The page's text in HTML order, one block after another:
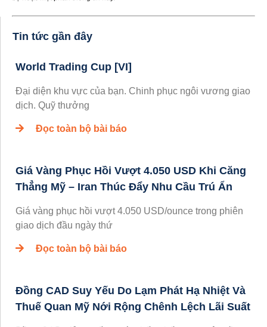
Tin tức gần đây
World Trading Cup [VI]
Đại diện khu vực của bạn. Chinh phục ngôi vương giao
dịch. Quỹ thưởng
Đọc toàn bộ bài báo
Giá Vàng Phục Hồi Vượt 4.050 USD Khi Căng
Thẳng Mỹ – Iran Thúc Đẩy Nhu Cầu Trú Ẩn
Giá vàng phục hồi vượt 4.050 USD/ounce trong phiên
giao dịch đầu ngày thứ
Đọc toàn bộ bài báo
Đồng CAD Suy Yếu Do Lạm Phát Hạ Nhiệt Và
Thuế Quan Mỹ Nới Rộng Chênh Lệch Lãi Suất